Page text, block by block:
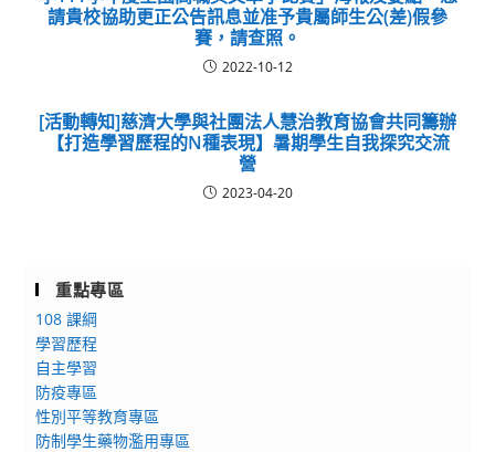
請貴校協助更正公告訊息並准予貴屬師生公(差)假參
賽，請查照。
2022-10-12
[活動轉知]慈濟大學與社團法人慧治教育協會共同籌辦
【打造學習歷程的N種表現】暑期學生自我探究交流
營
2023-04-20
重點專區
108 課綱
學習歷程
自主學習
防疫專區
性別平等教育專區
防制學生藥物濫用專區